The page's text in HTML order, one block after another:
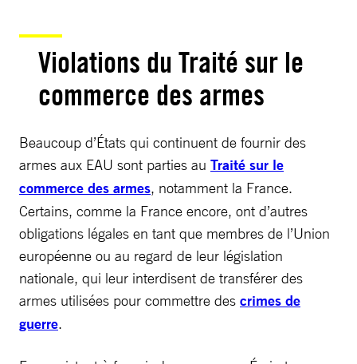
Violations du Traité sur le
commerce des armes
Beaucoup d’États qui continuent de fournir des
armes aux EAU sont parties au Traité sur le
commerce des armes, notamment la France.
Certains, comme la France encore, ont d’autres
obligations légales en tant que membres de l’Union
européenne ou au regard de leur législation
nationale, qui leur interdisent de transférer des
armes utilisées pour commettre des crimes de
guerre.